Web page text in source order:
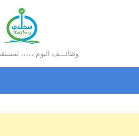
سجلني
وظائـــف اليوم ،،،،،